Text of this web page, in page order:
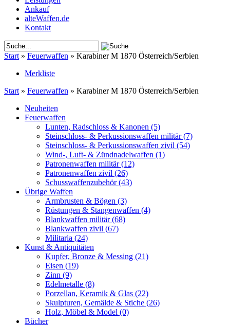
Ankauf
alteWaffen.de
Kontakt
Start » Feuerwaffen » Karabiner M 1870 Österreich/Serbien
Merkliste
Start » Feuerwaffen » Karabiner M 1870 Österreich/Serbien
Neuheiten
Feuerwaffen
Lunten, Radschloss & Kanonen (5)
Steinschloss- & Perkussionswaffen militär(7)
Steinschloss- & Perkussionswaffen zivil (54)
Wind-, Luft- & Zündnadelwaffen (1)
Patronenwaffen militär(12)
Patronenwaffen zivil (26)
Schusswaffenzubehör(43)
Übrige Waffen
Armbrusten & Bögen (3)
Rüstungen & Stangenwaffen (4)
Blankwaffen militär(68)
Blankwaffen zivil (67)
Militaria (24)
Kunst & Antiquitäten
Kupfer, Bronze & Messing (21)
Eisen (19)
Zinn (9)
Edelmetalle (8)
Porzellan, Keramik & Glas (22)
Skulpturen, Gemälde & Stiche (26)
Holz, Möbel & Model (0)
Bücher